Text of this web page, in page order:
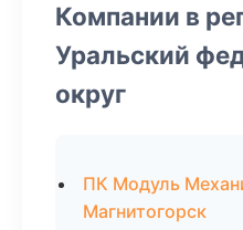
Компании в
Уральский
округ
ПК Модуль
Магнитогорск